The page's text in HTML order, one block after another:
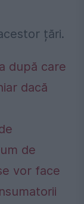
țări.
după care
dacă
de
vor face